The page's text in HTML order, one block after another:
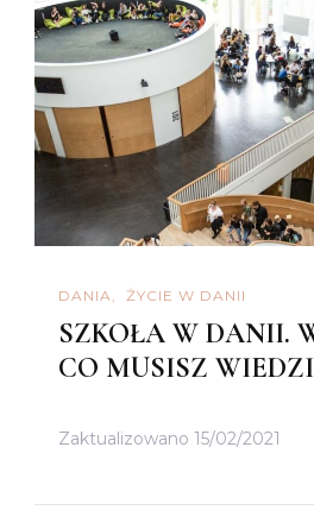
DANIA ŻYCIE W DANII
SZKOŁA W DANII.
CO MUSISZ
Zaktualizowano 15/02/2021